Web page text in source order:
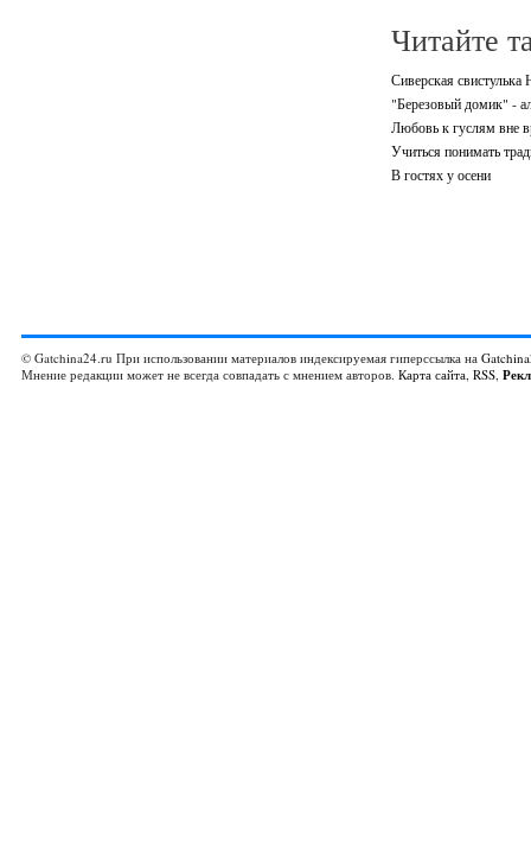
Читайте
Сиверская
"Березовый домик" -
Любовь к гуслям вне
Учиться понимать
В гостях у осени
© Gatchina24.ru При использовании материалов индексируемая гиперссылка на
Мнение редакции может не всегда совпадать с мнением авторов. Карта сайта, RSS,